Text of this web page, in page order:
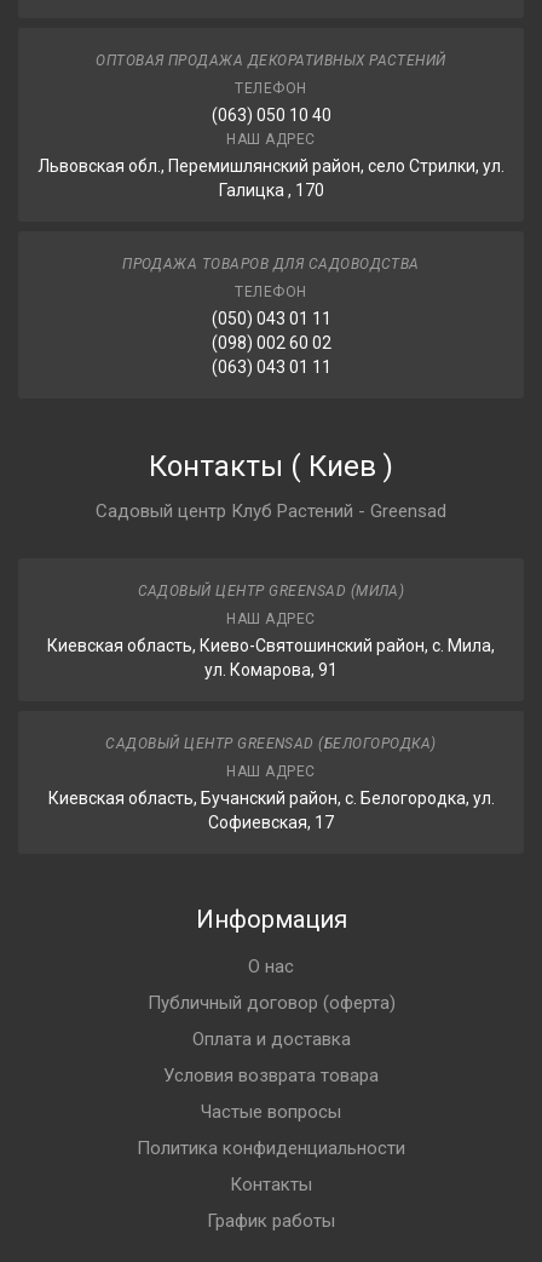
ОПТОВАЯ ПРОДАЖА ДЕКОРАТИВНЫХ РАСТЕНИЙ
ТЕЛЕФОН
(063) 050 10 40
НАШ АДРЕС
Львовская обл., Перемишлянский район, село Стрилки, ул.
Галицка , 170
ПРОДАЖА ТОВАРОВ ДЛЯ САДОВОДСТВА
ТЕЛЕФОН
(050) 043 01 11
(098) 002 60 02
(063) 043 01 11
Контакты ( Киев )
Садовый центр Клуб Растений - Greensad
САДОВЫЙ ЦЕНТР GREENSAD (МИЛА)
НАШ АДРЕС
Киевская область, Киево-Святошинский район, с. Мила,
ул. Комарова, 91
САДОВЫЙ ЦЕНТР GREENSAD (БЕЛОГОРОДКА)
НАШ АДРЕС
Киевская область, Бучанский район, с. Белогородка, ул.
Софиевская, 17
Информация
О нас
Публичный договор (оферта)
Оплата и доставка
Условия возврата товара
Частые вопросы
Политика конфиденциальности
Контакты
График работы